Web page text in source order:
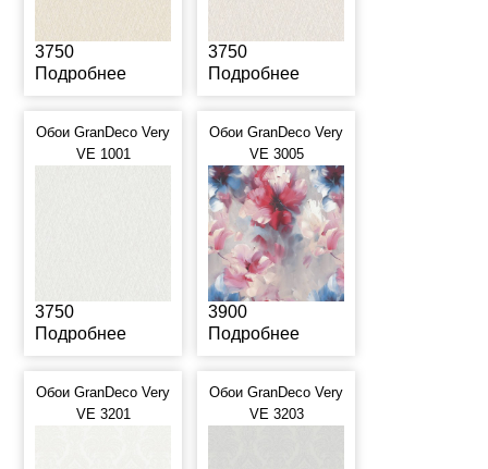
3750
Подробнее
3750
Подробнее
Обои GranDeco Very
VE 1001
3750
Подробнее
Обои GranDeco Very
VE 3005
3900
Подробнее
Обои GranDeco Very
VE 3201
Обои GranDeco Very
VE 3203